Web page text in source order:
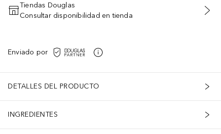
AÑADIR AL CARRITO
Tiendas Douglas
Consultar disponibilidad en tienda
Enviado por
DETALLES DEL PRODUCTO
INGREDIENTES